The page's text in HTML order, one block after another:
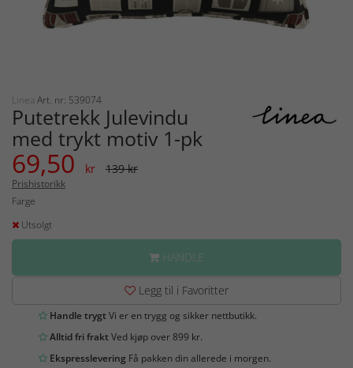
Linea Art. nr: 539074
Putetrekk Julevindu
med trykt motiv 1-pk
69,50 kr 139 kr
Prishistorikk
Farge
Utsolgt
HANDLE
Legg til i Favoritter
Handle trygtVi er en trygg og sikker nettbutikk.
Alltid fri fraktVed kjøp over 899 kr.
Ekspresslevering Få pakken din allerede i morgen.